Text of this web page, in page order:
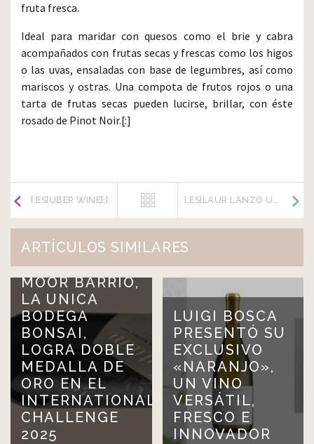
fruta fresca.
Ideal para maridar con quesos como el brie y cabra
acompañados con frutas secas y frescas como los higos
o las uvas, ensaladas con base de legumbres, así como
mariscos y ostras. Una compota de frutos rojos o una
tarta de frutas secas pueden lucirse, brillar, con éste
rosado de Pinot Noir.[:]
[:ES]UBER WINE[:] [:ES]LAUR LANZÓ UN NUEVO ACEITE DE OLIVA ULTRA PREMIUM[:]
ARTÍCULOS SIMILARES
MOOR BARRIO,
LA UNICA
BODEGA
BONSAI,
LOGRA DOBLE
MEDALLA DE
ORO EN EL
INTERNATIONAL
CHALLENGE
2025
LUIGI BOSCA
PRESENTÓ SU
EXCLUSIVO
«NARANJO»,
UN VINO
VERSÁTIL,
FRESCO E
INNOVADOR